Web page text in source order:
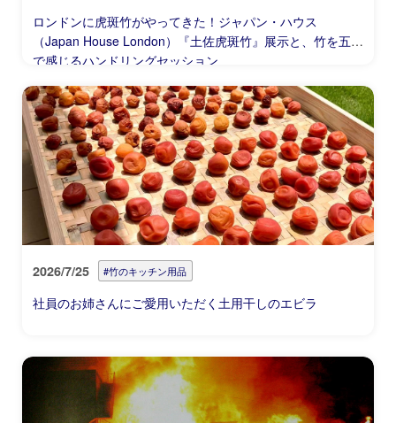
ロンドンに虎斑竹がやってきた！ジャパン・ハウス
（Japan House London）『土佐虎斑竹』展示と、竹を五感
で感じるハンドリングセッション
2026/7/25 #竹のキッチン用品
社員のお姉さんにご愛用いただく土用干しのエビラ